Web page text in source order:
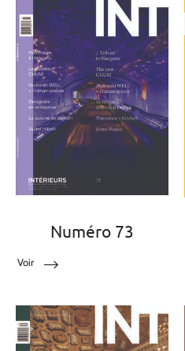
Numéro 73
Voir